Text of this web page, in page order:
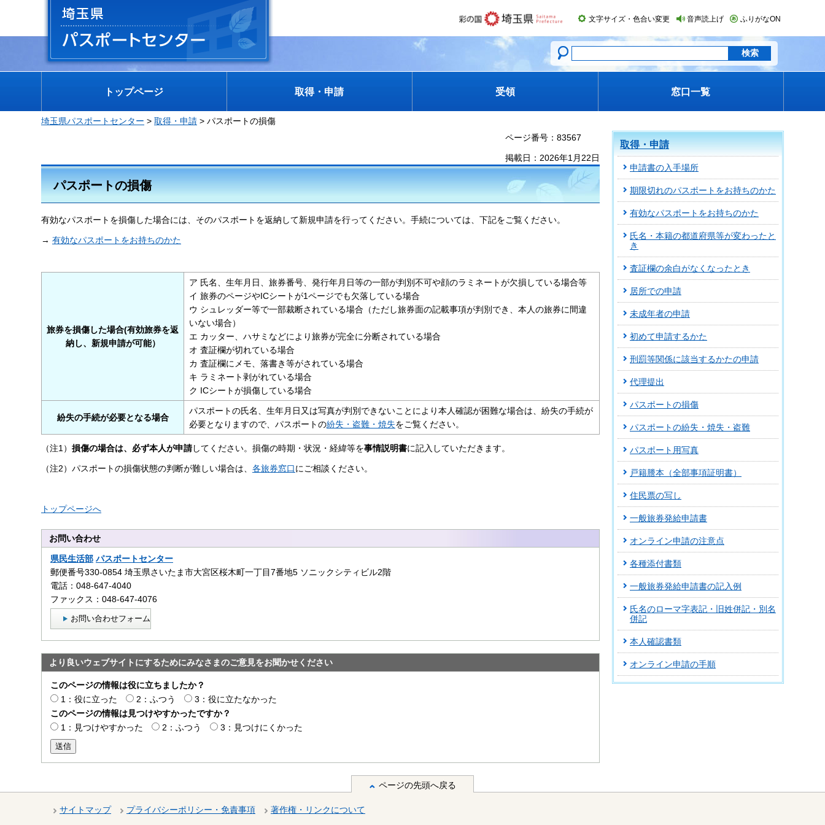
埼玉県 パスポートセンター 文字サイズ・色合い変更 音声読上げ ふりがなON
トップページ 取得・申請 受領 窓口一覧
埼玉県パスポートセンター > 取得・申請 > パスポートの損傷
ページ番号：83567
掲載日：2026年1月22日
パスポートの損傷
有効なパスポートを損傷した場合には、そのパスポートを返納して新規申請を行ってください。手続については、下記をご覧ください。
→ 有効なパスポートをお持ちのかた
旅券を損傷した場合(有効旅券を返
納し、新規申請が可能）
ア 氏名、生年月日、旅券番号、発行年月日等の一部が判別不可や顔のラミネートが欠損している場合等
イ 旅券のページやICシートが1ページでも欠落している場合
ウ シュレッダー等で一部裁断されている場合（ただし旅券面の記載事項が判別でき、本人の旅券に間違
いない場合）
エ カッター、ハサミなどにより旅券が完全に分断されている場合
オ 査証欄が切れている場合
カ 査証欄にメモ、落書き等がされている場合
キ ラミネート剥がれている場合
ク ICシートが損傷している場合
紛失の手続が必要となる場合
パスポートの氏名、生年月日又は写真が判別できないことにより本人確認が困難な場合は、紛失の手続が
必要となりますので、パスポートの紛失・盗難・焼失をご覧ください。
（注1） 損傷の場合は、必ず本人が申請してください。損傷の時期・状況・経緯等を事情説明書に記入していただきます。
（注2）パスポートの損傷状態の判断が難しい場合は、 各旅券窓口にご相談ください。
トップページへ
お問い合わせ
県民生活部 パスポートセンター
郵便番号330-0854 埼玉県さいたま市大宮区桜木町一丁目7番地5 ソニックシティビル2階
電話：048-647-4040
ファックス：048-647-4076
お問い合わせフォーム
より良いウェブサイトにするためにみなさまのご意見をお聞かせください
このページの情報は役に立ちましたか？
1：役に立った
2：ふつう
3：役に立たなかった
このページの情報は見つけやすかったですか？
1：見つけやすかった
2：ふつう 3：見つけにくかった
送信
取得・申請
申請書の入手場所
期限切れのパスポートをお持ちのかた
有効なパスポートをお持ちのかた
氏名・本籍の都道府県等が変わったと
き
査証欄の余白がなくなったとき
居所での申請
未成年者の申請
初めて申請するかた
刑罰等関係に該当するかたの申請
代理提出
パスポートの損傷
パスポートの紛失・焼失・盗難
パスポート用写真
戸籍謄本（全部事項証明書）
住民票の写し
一般旅券発給申請書
オンライン申請の注意点
各種添付書類
一般旅券発給申請書の記入例
氏名のローマ字表記・旧姓併記・別名
併記
本人確認書類
オンライン申請の手順
ページの先頭へ戻る
サイトマップ プライバシーポリシー・免責事項 著作権・リンクについて